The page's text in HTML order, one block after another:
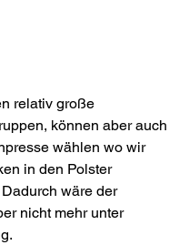
relativ große
können aber auch
wählen wo wir
in den Polster
wäre der
nicht mehr unter